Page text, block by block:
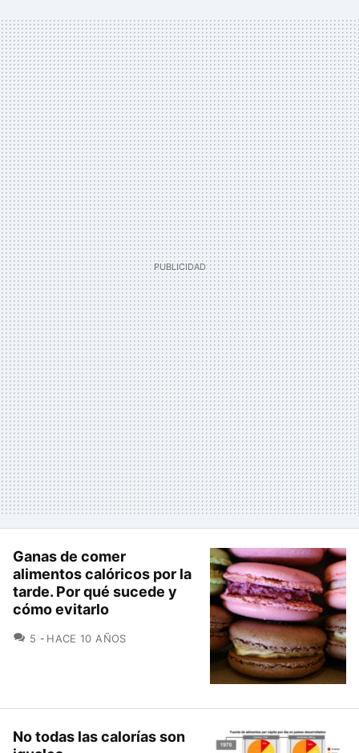
Ganas de comer
alimentos calóricos por la
tarde. Por qué sucede y
cómo evitarlo
5 COMENTARIOS
HACE 10 AÑOS
No todas las calorías son